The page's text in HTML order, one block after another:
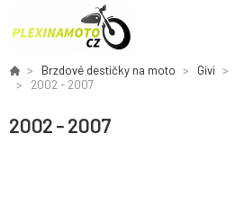
Brzdové destičky na moto Givi
2002 - 2007
2002 - 2007